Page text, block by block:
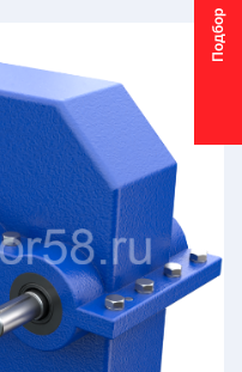
П
о
д
б
о
р
м
о
т
о
р
-
р
е
д
у
к
т
о
р